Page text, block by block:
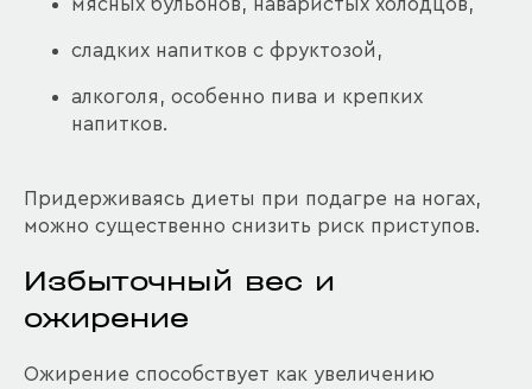
мясных бульонов, наваристых холодцов,
сладких напитков с фруктозой,
алкоголя, особенно пива и крепких
напитков.
Придерживаясь диеты при подагре на ногах,
можно существенно снизить риск приступов.
Избыточный вес и
ожирение
Ожирение способствует как увеличению